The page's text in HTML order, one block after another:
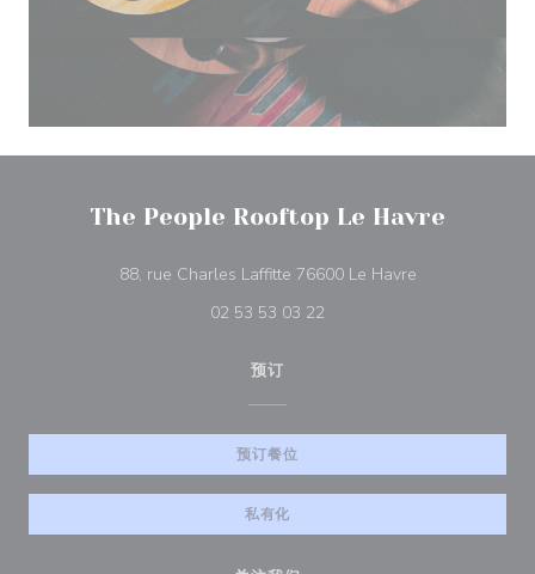
The People Rooftop Le Havre
88, rue Charles Laffitte 76600 Le Havre((在新窗口中打
02 53 53 03 22
预订
预订餐位
私有化